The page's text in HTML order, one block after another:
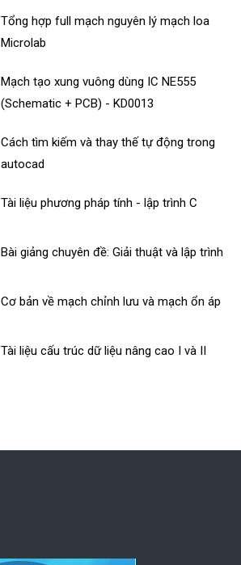
Tổng hợp full mạch nguyên lý mạch loa
Microlab
Mạch tạo xung vuông dùng IC NE555
(Schematic + PCB) - KD0013
Cách tìm kiếm và thay thế tự động trong
autocad
Tài liệu phương pháp tính - lập trình C
Bài giảng chuyên đề: Giải thuật và lập trình
Cơ bản về mạch chỉnh lưu và mạch ổn áp
Tài liệu cấu trúc dữ liệu nâng cao I và II